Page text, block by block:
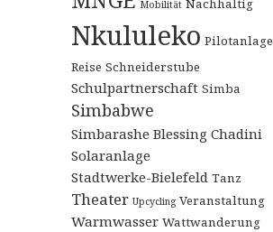
Mobilität Nachhaltig
Nkululeko Pilotanlage
Reise Schneiderstube
Schulpartnerschaft Simba
Simbabwe
Simbarashe Blessing Chadini
Solaranlage
Stadtwerke-Bielefeld Tanz
Theater Upcycling Veranstaltung
Warmwasser Wattwanderung